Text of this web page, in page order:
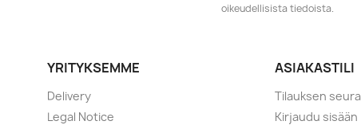
oikeudellisista tiedoista.
YRITYKSEMME
Delivery
Legal Notice
ASIAKASTILI
Tilauksen
Kirjaudu sisään